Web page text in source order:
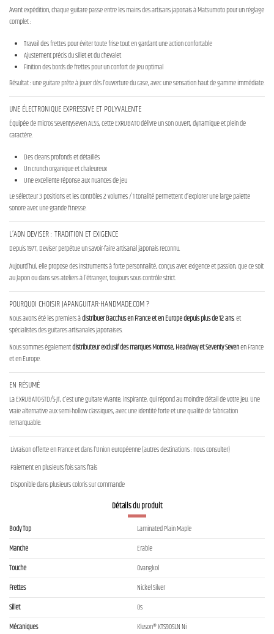
Avant expédition, chaque guitare passe entre les mains des artisans japonais à Matsumoto pour un réglage
complet :
Travail des frettes pour éviter toute frise tout en gardant une action confortable
Ajustement précis du sillet et du chevalet
Finition des bords de frettes pour un confort de jeu optimal
Résultat : une guitare prête à jouer dès l’ouverture du case, avec une sensation haut de gamme immédiate.
UNE ÉLECTRONIQUE EXPRESSIVE ET POLYVALENTE
Équipée de micros SeventySeven AL5S, cette EXRUBATO délivre un son ouvert, dynamique et plein de
caractère.
Des cleans profonds et détaillés
Un crunch organique et chaleureux
Une excellente réponse aux nuances de jeu
Le sélecteur 3 positions et les contrôles 2 volumes / 1 tonalité permettent d’explorer une large palette
sonore avec une grande finesse.
L’ADN DEVISER : TRADITION ET EXIGENCE
Depuis 1977, Deviser perpétue un savoir-faire artisanal japonais reconnu.
Aujourd’hui, elle propose des instruments à forte personnalité, conçus avec exigence et passion, que ce soit
au Japon ou dans ses ateliers à l'étranger, toujours sous contrôle strict.
POURQUOI CHOISIR JAPANGUITAR-HANDMADE.COM ?
Nous avons été les premiers àdistribuer Bacchus en France et en Europe depuis plus de 12 ans, et
spécialistes des guitares artisanales japonaises.
Nous sommes égalementdistributeur exclusif des marques Momose, Headway et Seventy Sevenen France
et en Europe.
EN RÉSUMÉ
La EXRUBATO-STD/S-JT, c’est une guitare vivante, inspirante, qui répond au moindre détail de votre jeu. Une
vraie alternative aux semi-hollow classiques, avec une identité forte et une qualité de fabrication
remarquable.
Livraison offerte en France et dans l’Union européenne (autres destinations : nous consulter)
Paiement en plusieurs fois sans frais
Disponible dans plusieurs coloris sur commande
Détails du produit
Body Top
Laminated Plain Maple
Manche
Erable
Touche
Ovangkol
Frettes
Nickel Silver
Sillet
Os
Mécaniques
Kluson® KTS90SLN Ni